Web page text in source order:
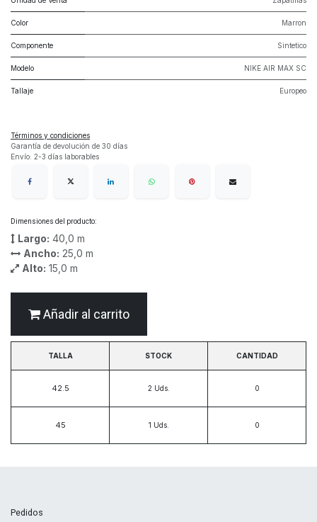
Color Marron
Componente Sintetico
Modelo NIKE AIR MAX SC
Tallaje Europeo
Términos y condiciones
Garantía de devolución de 30 días
Envío: 2-3 días laborables
Dimensiones del producto:
Largo: 40,0 m
Ancho: 25,0 m
Alto: 15,0 m
Añadir al carrito
TALLA STOCK CANTIDAD
42.5 2 Uds.
45 1 Uds.
Pedidos